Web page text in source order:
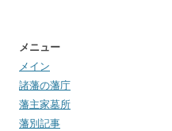
メニュー
メイン
諸藩の藩庁
藩主家墓所
藩別記事